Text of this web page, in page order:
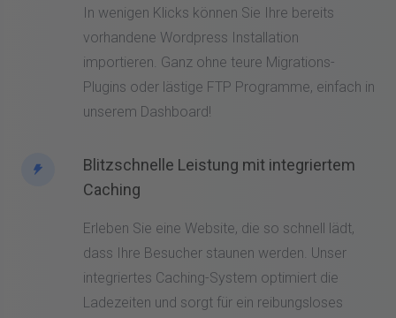
In wenigen Klicks können Sie Ihre bereits
vorhandene Wordpress Installation
importieren. Ganz ohne teure Migrations-
Plugins oder lästige FTP Programme, einfach in
unserem Dashboard!
Blitzschnelle Leistung mit integriertem
Caching
Erleben Sie eine Website, die so schnell lädt,
dass Ihre Besucher staunen werden. Unser
integriertes Caching-System optimiert die
Ladezeiten und sorgt für ein reibungsloses